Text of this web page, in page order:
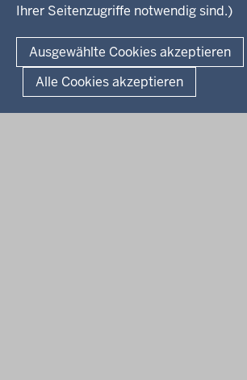
Ihrer Seitenzugriffe notwendig sind.)
Ausgewählte Cookies akzeptieren
Alle Cookies akzeptieren
Kontakt
Fußzeile
Datenschutz Erklärung zur Barrierefreiheit